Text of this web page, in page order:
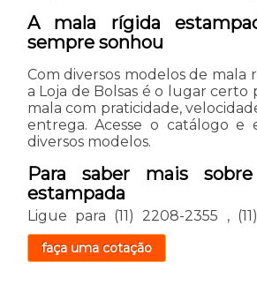
A mala rígida
sempre sonhou
Com diversos modelos de mala
a Loja de Bolsas é o lugar certo
mala com praticidade,
entrega. Acesse o catálogo e
diversos modelos.
Para saber mais
estampada
Ligue para (11) 2208-2355 ,
faça uma cotação